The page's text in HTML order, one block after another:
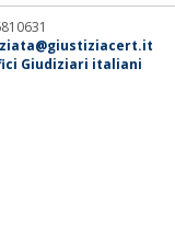
Giudiziari italiani